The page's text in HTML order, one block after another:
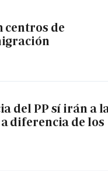
centros de
del PP sí irán a
diferencia de los